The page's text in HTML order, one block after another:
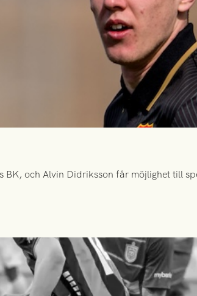
och Alvin Didriksson får möjlighet till